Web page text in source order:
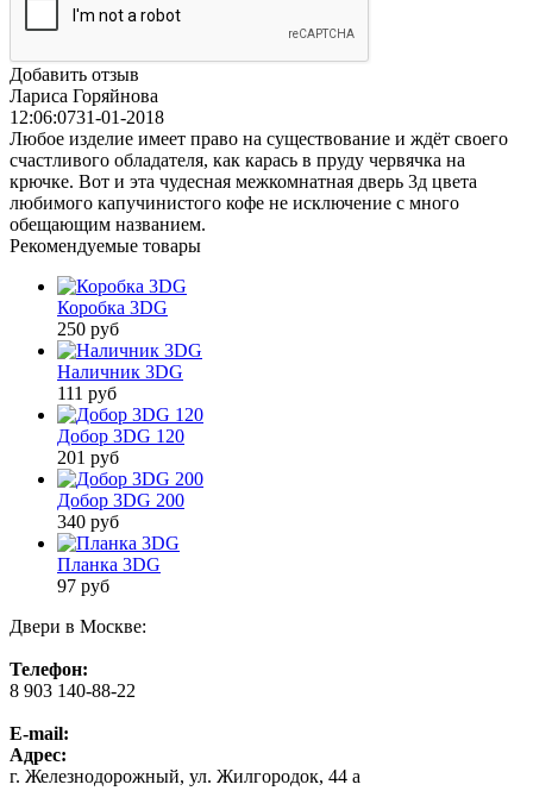
Добавить отзыв
Лариса Горяйнова
12:06:0731-01-2018
Любое изделие имеет право на существование и ждёт своего
счастливого обладателя, как карась в пруду червячка на
крючке. Вот и эта чудесная межкомнатная дверь 3д цвета
любимого капучинистого кофе не исключение с много
обещающим названием.
Рекомендуемые товары
Коробка 3DG
250 руб
Наличник 3DG
111 руб
Добор 3DG 120
201 руб
Добор 3DG 200
340 руб
Планка 3DG
97 руб
Двери в Москве:
Телефон:
8 903 140-88-22
E-mail:
Адрес:
г. Железнодорожный, ул. Жилгородок, 44 а